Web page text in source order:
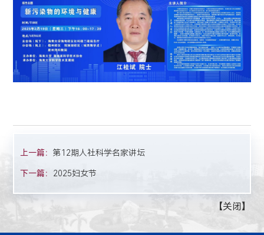
上一篇：第12期人社科学名家讲坛
下一篇： 2025妇女节
【关闭】